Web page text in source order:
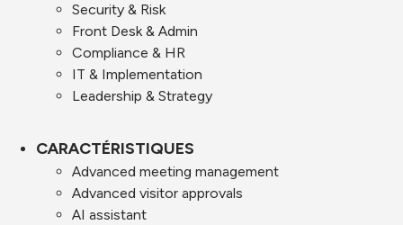
Security & Risk
Front Desk & Admin
Compliance & HR
IT & Implementation
Leadership & Strategy
CARACTÉRISTIQUES
Advanced meeting management
Advanced visitor approvals
AI assistant